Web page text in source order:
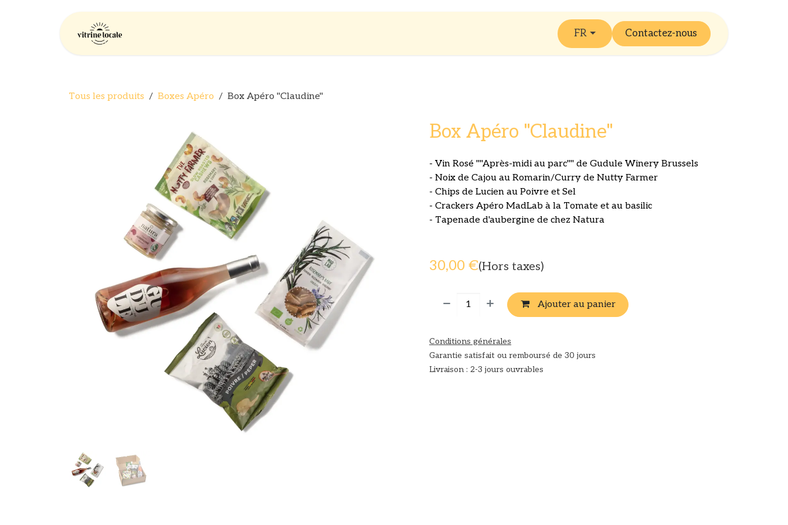
FR Contactez-nous
Tous les produits Boxes Apéro Box Apéro "Claudine"
Box Apéro "Claudine"
- Vin Rosé ""Après-midi au parc"" de Gudule Winery Brussels
- Noix de Cajou au Romarin/Curry de Nutty Farmer
- Chips de Lucien au Poivre et Sel
- Crackers Apéro MadLab à la Tomate et au basilic
- Tapenade d'aubergine de chez Natura
30,00 €(Hors taxes)
Ajouter au panier
Conditions générales
Garantie satisfait ou remboursé de 30 jours
Livraison : 2-3 jours ouvrables